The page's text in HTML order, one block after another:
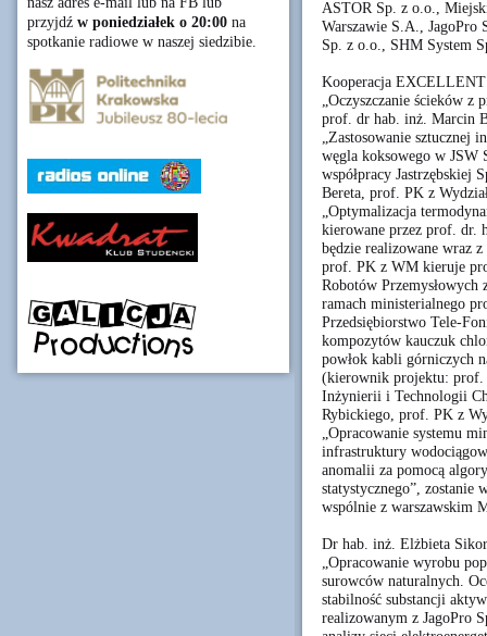
przyjdź w poniedziałek o 20:00 na
spotkanie radiowe w naszej siedzibie.
ASTOR Sp. z o.o.,
Warszawie S.A.,
Sp. z o.o., SHM System
Kooperacja
„Oczyszczanie ścieków
prof. dr hab. inż. Marcin
„Zastosowanie
węgla koksowego w JSW
współpracy Jastrzębskiej
Bereta, prof. PK z
„Optymalizacja
kierowane przez prof. dr.
będzie realizowane wraz
prof. PK z WM kieruje
Robotów
ramach ministerialnego
Przedsiębiorstwo Tele-
kompozytów kauczuk
powłok kabli górniczych
(kierownik projektu: prof.
Inżynierii i Technologii
Rybickiego, prof. PK z
„Opracowanie systemu
infrastruktury
anomalii za pomocą
statystycznego”, zostanie
wspólnie z warszawskim
Dr hab. inż. Elżbieta
„Opracowanie wyrobu
surowców naturalnych.
stabilność substancji
realizowanym z JagoPro